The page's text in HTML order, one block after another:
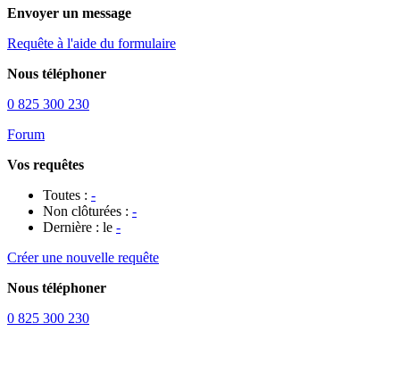
Envoyer un message
Requête à l'aide du formulaire
Nous téléphoner
0 825 300 230
Forum
Vos requêtes
Toutes : -
Non clôturées : -
Dernière : le -
Créer une nouvelle requête
Nous téléphoner
0 825 300 230